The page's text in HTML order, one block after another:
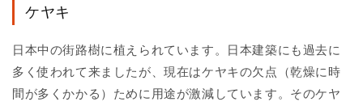
ケヤキ
日本中の街路樹に植えられています。日本建築にも過去に
多く使われて来ましたが、現在はケヤキの欠点（乾燥に時
間が多くかかる）ために用途が激減しています。そのケヤ